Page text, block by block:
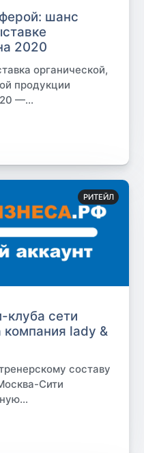
шанс
2020
органической,
продукции
—...
РИТЕЙЛ
сети
компания lady &
составу
Сити